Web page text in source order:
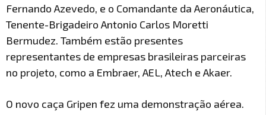
Fernando Azevedo, e o Comandante da Aeronáutica,
Tenente-Brigadeiro Antonio Carlos Moretti
Bermudez. Também estão presentes
representantes de empresas brasileiras parceiras
no projeto, como a Embraer, AEL, Atech e Akaer.
O novo caça Gripen fez uma demonstração aérea.